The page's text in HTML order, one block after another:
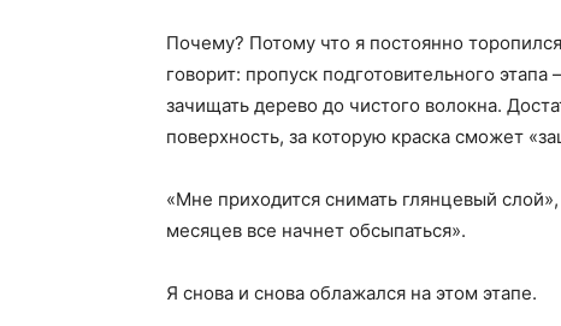
Почему? Потому что я постоянно
говорит: пропуск подготовительного
зачищать дерево до чистого волокна.
поверхность, за которую краска сможет
«Мне приходится снимать глянцевый
месяцев все начнет обсыпаться».
Я снова и снова облажался на этом этапе.